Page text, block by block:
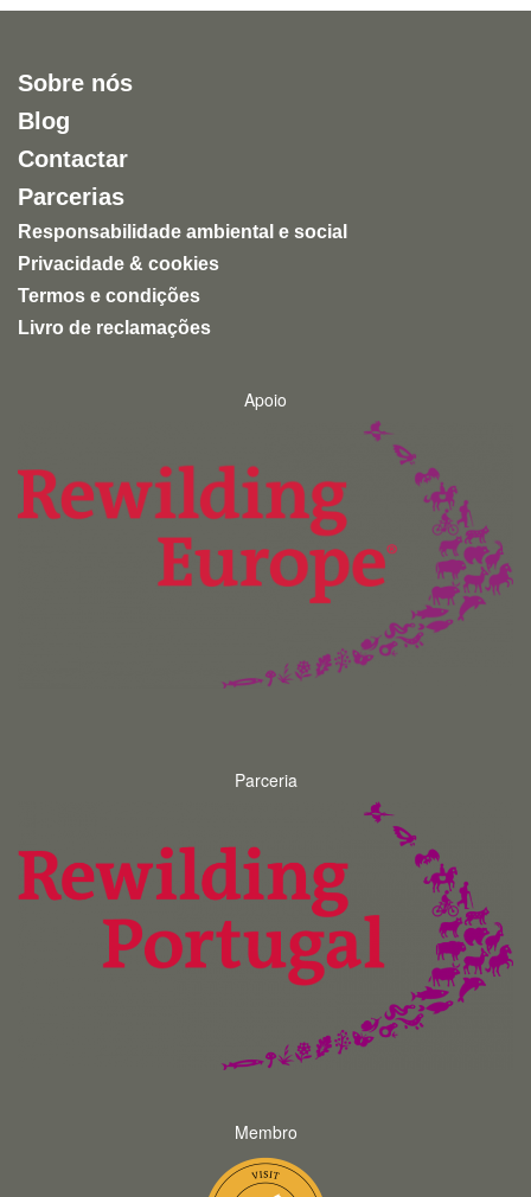
conhecimento e a proteção da vida selvagem,
entretenimento humano.
Uma experiência inspiradora, autêntica e altamente
recomendável para quem quer conhecer a natureza
de forma ética e responsável.
Sobre nós
Blog
Contactar
Parcerias
Responsabilidade ambiental e social
Privacidade & cookies
Termos e condições
Livro de reclamações
Apoio
Parceria
Membro